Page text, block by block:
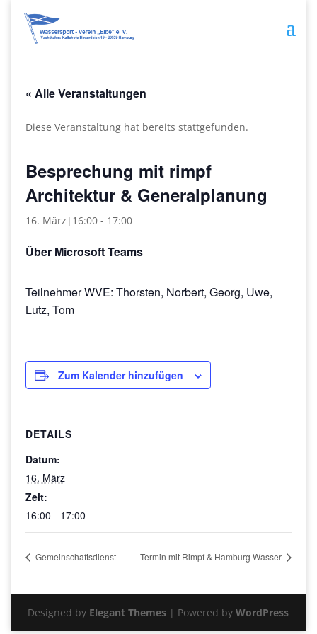
« Alle Veranstaltungen
Diese Veranstaltung hat bereits stattgefunden.
Besprechung mit rimpf
Architektur & Generalplanung
16. März|16:00- 17:00
Über Microsoft Teams
Teilnehmer WVE: Thorsten, Norbert, Georg, Uwe,
Lutz, Tom
Zum Kalender hinzufügen
DETAILS
Datum:
16. März
Zeit:
16:00 - 17:00
Gemeinschaftsdienst Termin mit Rimpf & Hamburg Wasser
Designed by Elegant Themes | Powered byWordPress